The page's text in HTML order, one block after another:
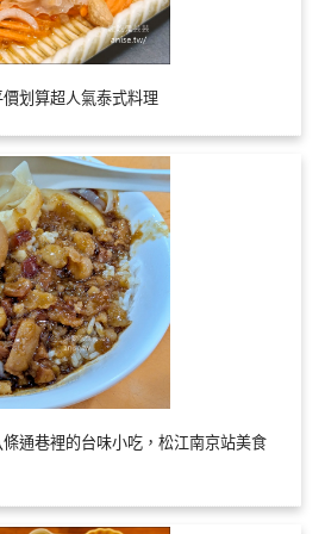
划算超人氣泰式料理
通巷裡的台味小吃，松江南京站美食